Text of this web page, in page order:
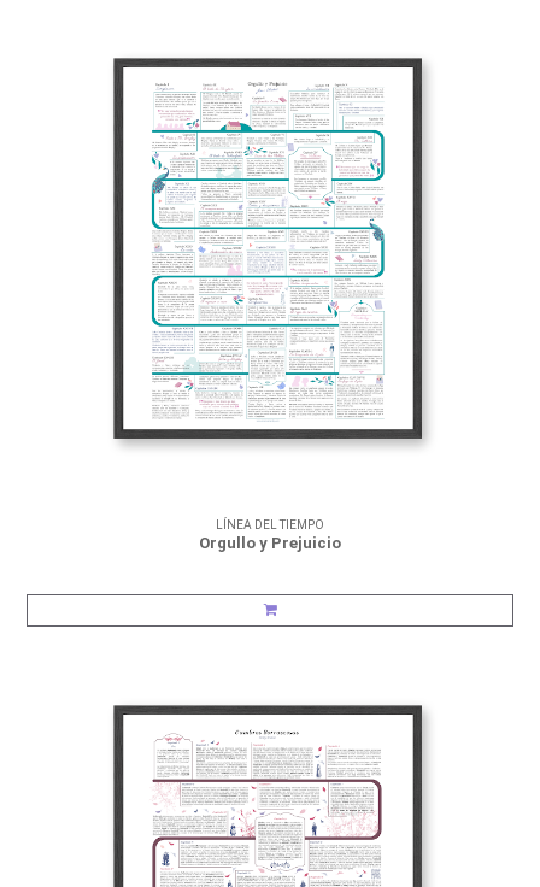
LÍNEA DEL TIEMPO
Orgullo y Prejuicio